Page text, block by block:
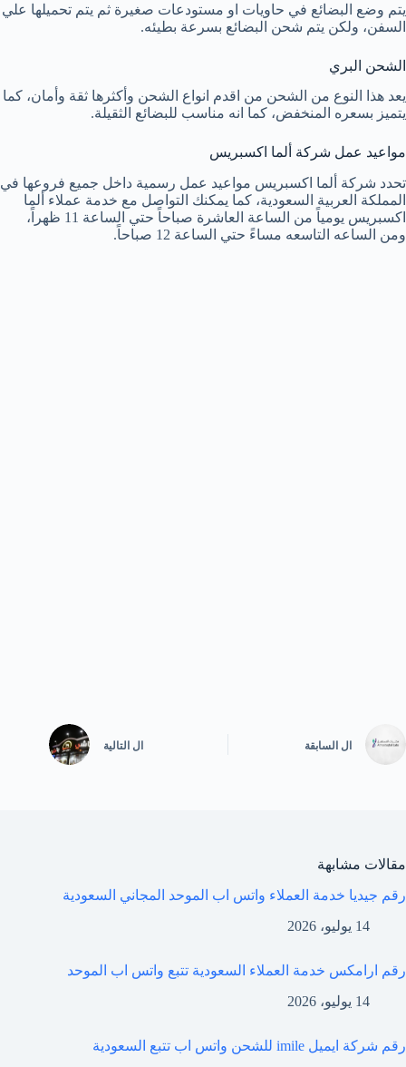
يتم وضع البضائع في حاويات او مستودعات صغيرة ثم يتم تحميلها علي
السفن، ولكن يتم شحن البضائع بسرعة بطيئه.
الشحن البري
يعد هذا النوع من الشحن من اقدم انواع الشحن وأكثرها ثقة وأمان، كما
يتميز بسعره المنخفض، كما انه مناسب للبضائع الثقيلة.
مواعيد عمل شركة ألما اكسبريس
تحدد شركة ألما اكسبريس مواعيد عمل رسمية داخل جميع فروعها في
المملكة العربية السعودية، كما يمكنك التواصل مع خدمة عملاء ألما
اكسبريس يومياً من الساعة العاشرة صباحاً حتي الساعة 11 ظهراً،
ومن الساعه التاسعه مساءً حتي الساعة 12 صباحاً.
ال السابقة ال التالية
مقالات مشابهة
رقم جيديا خدمة العملاء واتس اب الموحد المجاني السعودية
14 يوليو، 2026
رقم ارامكس خدمة العملاء السعودية تتبع واتس اب الموحد
14 يوليو، 2026
رقم شركة ايميل imile للشحن واتس اب تتبع السعودية